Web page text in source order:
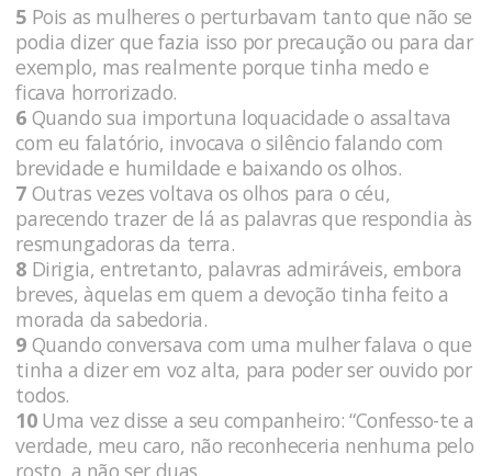
5 Pois as mulheres o perturbavam tanto que não se
podia dizer que fazia isso por precaução ou para dar
exemplo, mas realmente porque tinha medo e
ficava horrorizado.
6 Quando sua importuna loquacidade o assaltava
com eu falatório, invocava o silêncio falando com
brevidade e humildade e baixando os olhos.
7 Outras vezes voltava os olhos para o céu,
parecendo trazer de lá as palavras que respondia às
resmungadoras da terra.
8 Dirigia, entretanto, palavras admiráveis, embora
breves, àquelas em quem a devoção tinha feito a
morada da sabedoria.
9 Quando conversava com uma mulher falava o que
tinha a dizer em voz alta, para poder ser ouvido por
todos.
10Uma vez disse a seu companheiro: “Confesso-te a
verdade, meu caro, não reconheceria nenhuma pelo